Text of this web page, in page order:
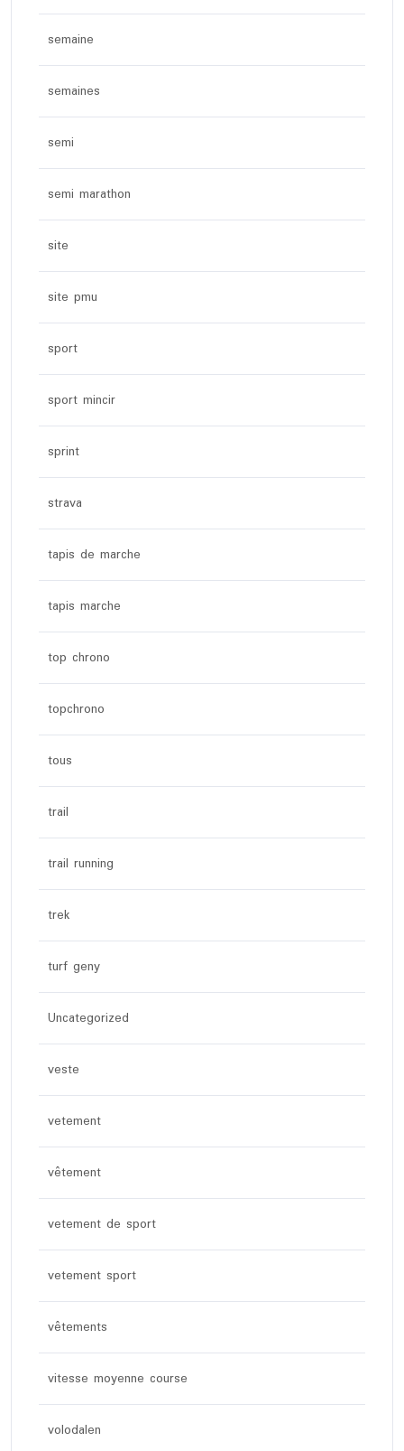
semaine
semaines
semi
semi marathon
site
site pmu
sport
sport mincir
sprint
strava
tapis de marche
tapis marche
top chrono
topchrono
tous
trail
trail running
trek
turf geny
Uncategorized
veste
vetement
vêtement
vetement de sport
vetement sport
vêtements
vitesse moyenne course
volodalen